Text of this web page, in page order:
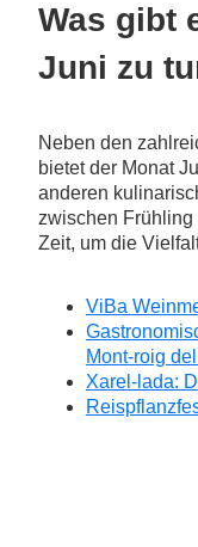
Was gibt
Juni zu
Neben den
bietet der Monat
anderen
zwischen
Zeit, um die
ViBa
Mont-roig
Xarel-lada: